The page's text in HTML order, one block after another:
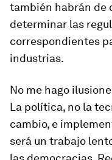
también habrán de
determinar las
correspondientes
industrias.
No me hago
La política, no la
cambio, e
será un trabajo